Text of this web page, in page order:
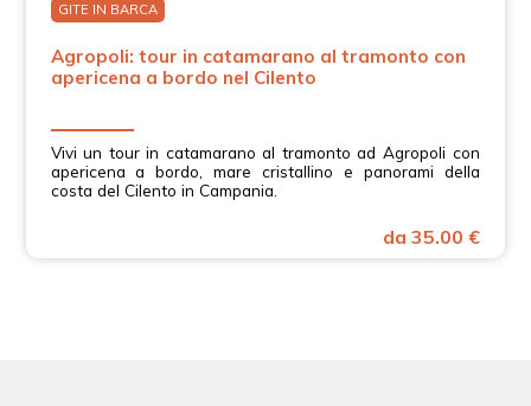
GITE IN BARCA
Agropoli: tour in catamarano al tramonto con
apericena a bordo nel Cilento
Vivi un tour in catamarano al tramonto ad Agropoli con
apericena a bordo, mare cristallino e panorami della
costa del Cilento in Campania.
da 35.00 €